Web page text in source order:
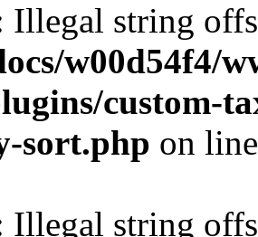
Illegal string
w00d54f4/
custom-
sort.php on
Illegal string